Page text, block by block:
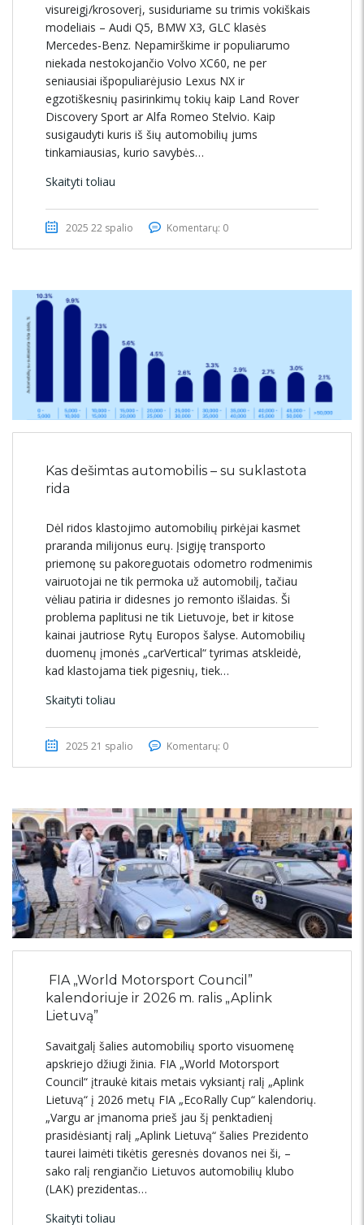
visureigį/krosoverį, susiduriame su trimis vokiškais
modeliais – Audi Q5, BMW X3, GLC klasės
Mercedes-Benz. Nepamirškime ir populiarumo
niekada nestokojančio Volvo XC60, ne per
seniausiai išpopuliarėjusio Lexus NX ir
egzotiškesnių pasirinkimų tokių kaip Land Rover
Discovery Sport ar Alfa Romeo Stelvio. Kaip
susigaudyti kuris iš šių automobilių jums
tinkamiausias, kurio savybės…
Skaityti toliau
2025 22 spalio Komentarų: 0
Kas dešimtas automobilis – su suklastota
rida
Dėl ridos klastojimo automobilių pirkėjai kasmet
praranda milijonus eurų. Įsigiję transporto
priemonę su pakoreguotais odometro rodmenimis
vairuotojai ne tik permoka už automobilį, tačiau
vėliau patiria ir didesnes jo remonto išlaidas. Ši
problema paplitusi ne tik Lietuvoje, bet ir kitose
kainai jautriose Rytų Europos šalyse. Automobilių
duomenų įmonės „carVertical“ tyrimas atskleidė,
kad klastojama tiek pigesnių, tiek…
Skaityti toliau
2025 21 spalio Komentarų: 0
FIA „World Motorsport Council”
kalendoriuje ir 2026 m. ralis „Aplink
Lietuvą”
Savaitgalį šalies automobilių sporto visuomenę
apskriejo džiugi žinia. FIA „World Motorsport
Council“ įtraukė kitais metais vyksiantį ralį „Aplink
Lietuvą“ į 2026 metų FIA „EcoRally Cup“ kalendorių.
„Vargu ar įmanoma prieš jau šį penktadienį
prasidėsiantį ralį „Aplink Lietuvą“ šalies Prezidento
taurei laimėti tikėtis geresnės dovanos nei ši, –
sako ralį rengiančio Lietuvos automobilių klubo
(LAK) prezidentas…
Skaityti toliau